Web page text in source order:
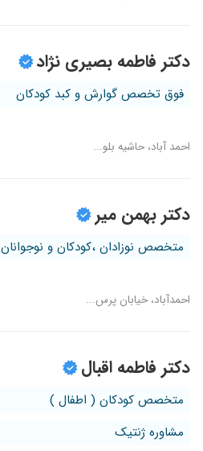
دکتر فاطمه بصیری نژاد
فوق تخصص گوارش و کبد کودکان
احمد آباد، حاشیه بلو...
دکتر بهمن میر
متخصص نوزادان ،کودکان و نوجوانان
احمدآباد، خیابان پرس...
دکتر فاطمه اقبال
متخصص کودکان ( اطفال )
مشاوره ژنتیک